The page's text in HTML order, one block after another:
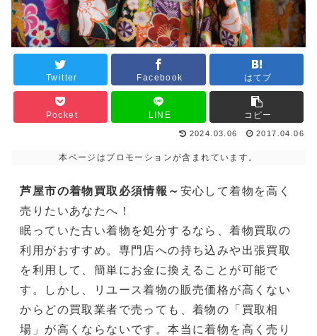
Twitter Facebook はてブ
Pocket LINE コピー
2024.03.06 2017.04.06
本ページはプロモーションが含まれています。
芦屋市の着物買取必須情報～ 安心して着物を高く
売りたいあなたへ！
眠っていた古い着物を処分するなら、着物買取の
利用がおすすめ。専門店への持ち込みや出張買取
を利用して、簡単にお金に換えることが可能で
す。しかし、リユース着物の販売価格が高くない
からどの買取業者で売っても、着物の「買取相
場」が高くならないです。本当に着物を高く売り